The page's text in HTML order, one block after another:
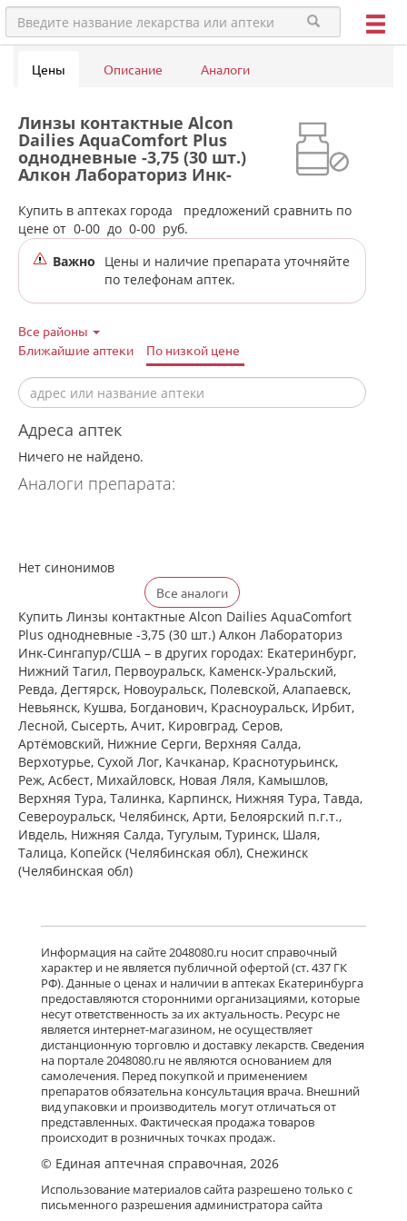
Цены Описание Аналоги
Линзы контактные Alcon
Dailies AquaComfort Plus
однодневные -3,75 (30 шт.)
Алкон Лабораториз Инк-
Сингапур/США в аптеках
города Талинки
Купить в аптеках города
предложений сравнить по
цене от 0-00 до 0-00 руб.
Важно
Цены и наличие препарата уточняйте
по телефонам аптек.
Все районы
Ближайшие аптеки
По низкой цене
Адреса аптек
Ничего не найдено.
Аналоги препарата:
Нет синонимов
Все аналоги
Купить Линзы контактные Alcon Dailies AquaComfort
Plus однодневные -3,75 (30 шт.) Алкон Лабораториз
Инк-Сингапур/США – в других городах: Екатеринбург,
Нижний Тагил, Первоуральск, Каменск-Уральский,
Ревда, Дегтярск, Новоуральск, Полевской, Алапаевск,
Невьянск, Кушва, Богданович, Красноуральск, Ирбит,
Лесной, Сысерть, Ачит, Кировград, Серов,
Артёмовский, Нижние Cерги, Верхняя Салда,
Верхотурье, Сухой Лог, Качканар, Краснотурьинск,
Реж, Асбест, Михайловск, Новая Ляля, Камышлов,
Верхняя Тура, Талинка, Карпинск, Нижняя Тура, Тавда,
Североуральск, Челябинск, Арти, Белоярский п.г.т.,
Ивдель, Нижняя Салда, Тугулым, Туринск, Шаля,
Талица, Копейск (Челябинская обл), Снежинск
(Челябинская обл)
Информация на сайте 2048080.ru носит справочный
характер и не является публичной офертой (ст. 437 ГК
РФ). Данные о ценах и наличии в аптеках Екатеринбурга
предоставляются сторонними организациями, которые
несут ответственность за их актуальность. Ресурс не
является интернет-магазином, не осуществляет
дистанционную торговлю и доставку лекарств. Сведения
на портале 2048080.ru не являются основанием для
самолечения. Перед покупкой и применением
препаратов обязательна консультация врача. Внешний
вид упаковки и производитель могут отличаться от
представленных. Фактическая продажа товаров
происходит в розничных точках продаж.
© Единая аптечная справочная, 2026
Использование материалов сайта разрешено только с
письменного разрешения администратора сайта